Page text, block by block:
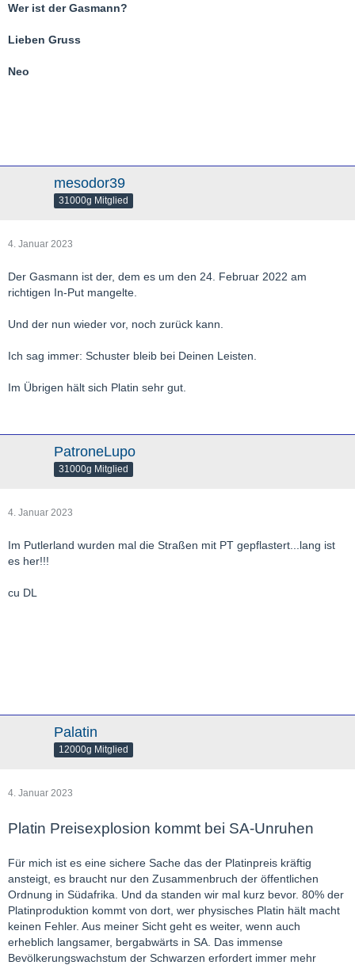
Wer ist der Gasmann?
Lieben Gruss
Neo
mesodor39
31000g Mitglied
4. Januar 2023
Der Gasmann ist der, dem es um den 24. Februar 2022 am
richtigen In-Put mangelte.
Und der nun wieder vor, noch zurück kann.
Ich sag immer: Schuster bleib bei Deinen Leisten.
Im Übrigen hält sich Platin sehr gut.
PatroneLupo
31000g Mitglied
4. Januar 2023
Im Putlerland wurden mal die Straßen mit PT gepflastert...lang ist
es her!!!
cu DL
Palatin
12000g Mitglied
4. Januar 2023
Platin Preisexplosion kommt bei SA-Unruhen
Für mich ist es eine sichere Sache das der Platinpreis kräftig
ansteigt, es braucht nur den Zusammenbruch der öffentlichen
Ordnung in Südafrika. Und da standen wir mal kurz bevor. 80% der
Platinproduktion kommt von dort, wer physisches Platin hält macht
keinen Fehler. Aus meiner Sicht geht es weiter, wenn auch
erheblich langsamer, bergabwärts in SA. Das immense
Bevölkerungswachstum der Schwarzen erfordert immer mehr